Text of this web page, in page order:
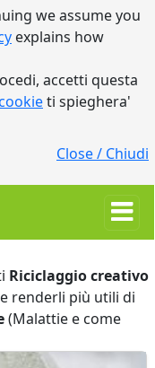
we assume you
explains how
accetti questa
ti spieghera'
Close / Chiudi
Riciclaggio creativo
renderli più utili di
(Malattie e come